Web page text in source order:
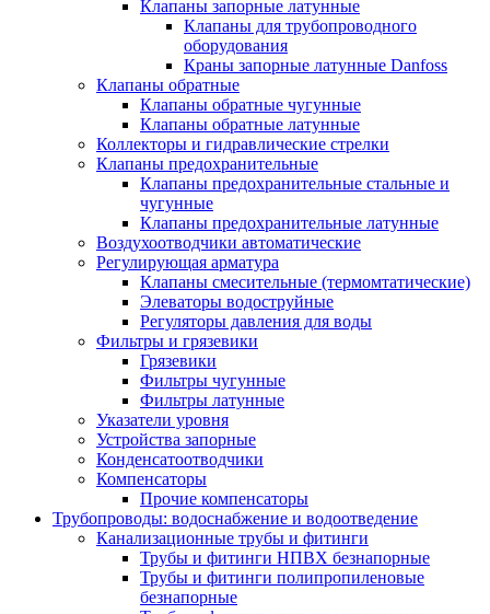
Клапаны запорные латунные
Клапаны для трубопроводного
оборудования
Краны запорные латунные Danfoss
Клапаны обратные
Клапаны обратные чугунные
Клапаны обратные латунные
Коллекторы и гидравлические стрелки
Клапаны предохранительные
Клапаны предохранительные стальные и
чугунные
Клапаны предохранительные латунные
Воздухоотводчики автоматические
Регулирующая арматура
Клапаны смесительные (термомтатические)
Элеваторы водоструйные
Регуляторы давления для воды
Фильтры и грязевики
Грязевики
Фильтры чугунные
Фильтры латунные
Указатели уровня
Устройства запорные
Конденсатоотводчики
Компенсаторы
Прочие компенсаторы
Трубопроводы: водоснабжение и водоотведение
Канализационные трубы и фитинги
Трубы и фитинги НПВХ безнапорные
Трубы и фитинги полипропиленовые
безнапорные